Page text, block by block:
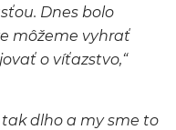
Dnes bolo
môžeme vyhrať
o víťazstvo,“
dlho a my sme to